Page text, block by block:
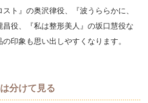
ト』の奥沢律役、『波うららかに、
役、『私は整形美人』の坂口慧役な
印象も思い出しやすくなります。
分けて見る